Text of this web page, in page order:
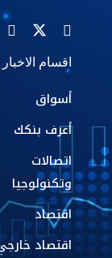
اقسام الاخبار
أسواق
أعرف بنكك
اتصالات
وتكنولوجيا
اقتصاد
اقتصاد